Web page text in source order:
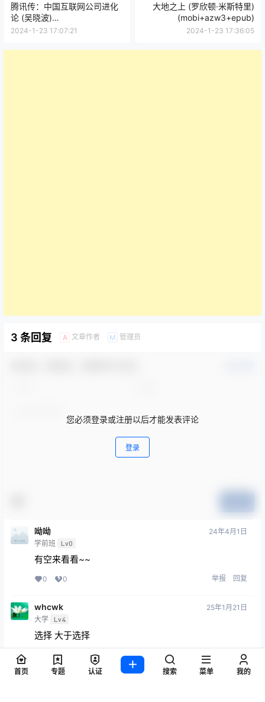
腾讯传：中国互联网公司进化
论 (吴晓波)
(mobi+azw3+epub)
2024-1-23 17:07:21
大地之上 (罗欣顿·米斯特里)
(mobi+azw3+epub)
2024-1-23 17:36:05
3 条回复 A 文章作者 M 管理员
您必须登录或注册以后才能发表评论
登录
呦呦
学前班 Lv0
24年4月1日
有空来看看~~
0 0 举报 回复
whcwk
大学 Lv4
25年1月21日
选择 大于选择
回复
首页 专题 认证 搜索 菜单 我的